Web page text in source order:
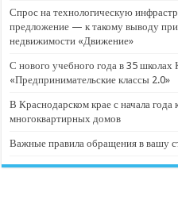
Спрос на технологическую
предложение — к такому выводу
недвижимости «Движение»
С нового учебного года в 35 школах
«Предпринимательские классы 2.0»
В Краснодарском крае с начала
многоквартирных домов
Важные правила обращения в вашу